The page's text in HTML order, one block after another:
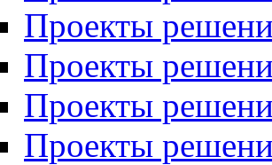
Проекты
Проекты
Проекты
Проекты